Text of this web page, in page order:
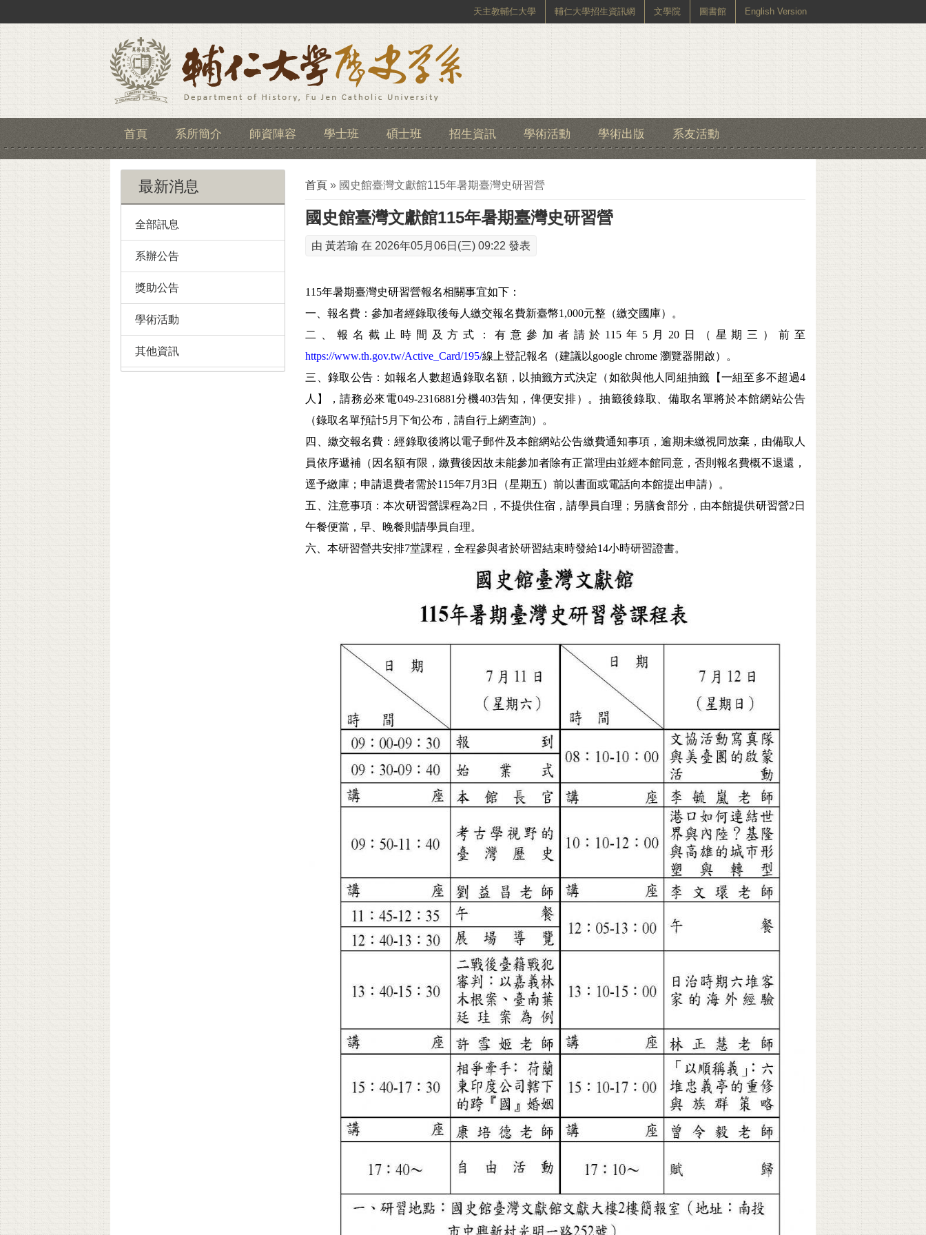
天主教輔仁大學 輔仁大學招生資訊網 文學院 圖書館 English Version
首頁 系所簡介 師資陣容 學士班 碩士班 招生資訊 學術活動 學術出版 系友活動
您在這裡
首頁 » 國史館臺灣文獻館115年暑期臺灣史研習營
國史館臺灣文獻館115年暑期臺灣史研習營
由黃若瑜 在 2026年05月06日(三) 09:22 發表
115年暑期臺灣史研習營報名相關事宜如下：
一、報名費：參加者經錄取後每人繳交報名費新臺幣1,000元整（繳交國庫）。
二、報名截止時間及方式：有意參加者請於115年5月20日（星期三）前至
https://www.th.gov.tw/Active_Card/195/線上登記報名（建議以google chrome 瀏覽器開啟）。
三、錄取公告：如報名人數超過錄取名額，以抽籤方式決定（如欲與他人同組抽籤【一組至多不超過4
人】，請務必來電049-2316881分機403告知，俾便安排）。抽籤後錄取、備取名單將於本館網站公告
（錄取名單預計5月下旬公布，請自行上網查詢）。
四、繳交報名費：經錄取後將以電子郵件及本館網站公告繳費通知事項，逾期未繳視同放棄，由備取人
員依序遞補（因名額有限，繳費後因故未能參加者除有正當理由並經本館同意，否則報名費概不退還，
逕予繳庫；申請退費者需於115年7月3日（星期五）前以書面或電話向本館提出申請）。
五、注意事項：本次研習營課程為2日，不提供住宿，請學員自理；另膳食部分，由本館提供研習營2日
午餐便當，早、晚餐則請學員自理。
六、本研習營共安排7堂課程，全程參與者於研習結束時發給14小時研習證書。
最新消息
全部訊息
系辦公告
獎助公告
學術活動
其他資訊